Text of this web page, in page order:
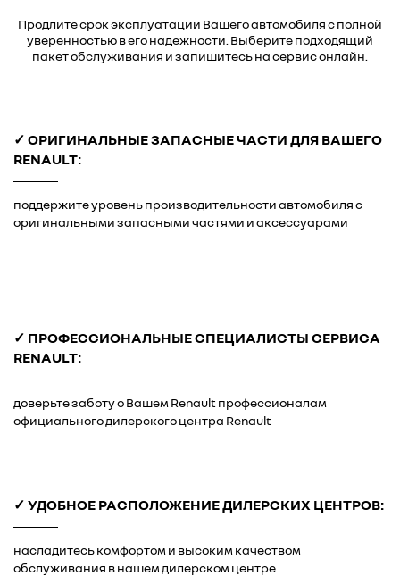
Продлите срок эксплуатации Вашего автомобиля с полной
уверенностью в его надежности. Выберите подходящий
пакет обслуживания и запишитесь на сервис онлайн.
✓ ОРИГИНАЛЬНЫЕ ЗАПАСНЫЕ ЧАСТИ ДЛЯ ВАШЕГО
RENAULT:
поддержите уровень производительности автомобиля с
оригинальными запасными частями и аксессуарами
✓ ПРОФЕССИОНАЛЬНЫЕ СПЕЦИАЛИСТЫ СЕРВИСА
RENAULT:
доверьте заботу о Вашем Renault профессионалам
официального дилерского центра Renault
✓ УДОБНОЕ РАСПОЛОЖЕНИЕ ДИЛЕРСКИХ ЦЕНТРОВ:
насладитесь комфортом и высоким качеством
обслуживания в нашем дилерском центре